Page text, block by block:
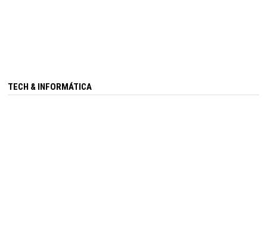
TECH & INFORMÁTICA